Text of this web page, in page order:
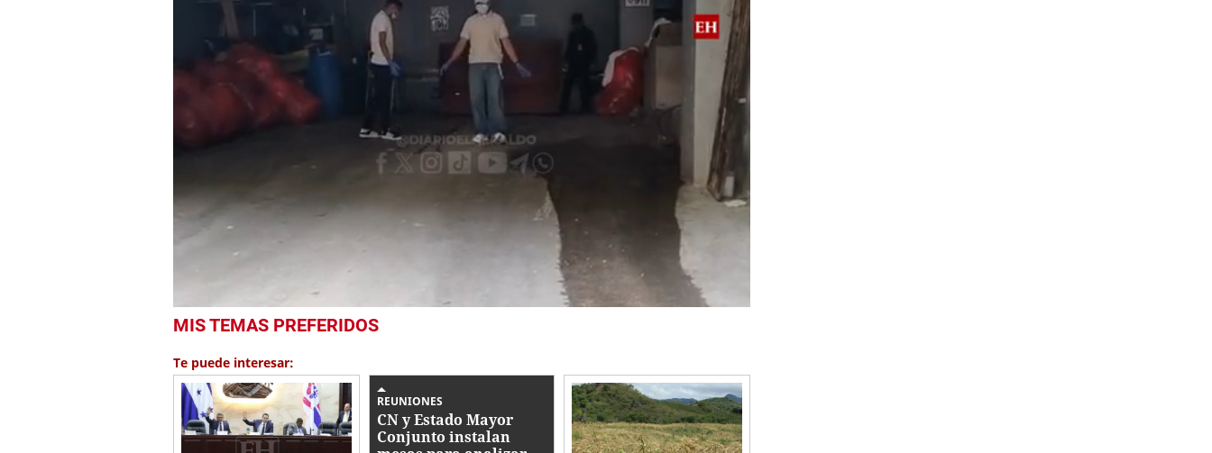
seconds
1
minute,
secondsVolume
0%
MIS TEMAS PREFERIDOS
Te puede interesar:
REUNIONES
CN y Estado Mayor
Conjunto instalan